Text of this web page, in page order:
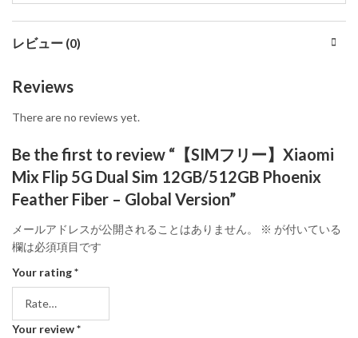
レビュー (0)
Reviews
There are no reviews yet.
Be the first to review “【SIMフリー】Xiaomi
Mix Flip 5G Dual Sim 12GB/512GB Phoenix
Feather Fiber – Global Version”
メールアドレスが公開されることはありません。 ※ が付いている
欄は必須項目です
Your rating*
Your review*